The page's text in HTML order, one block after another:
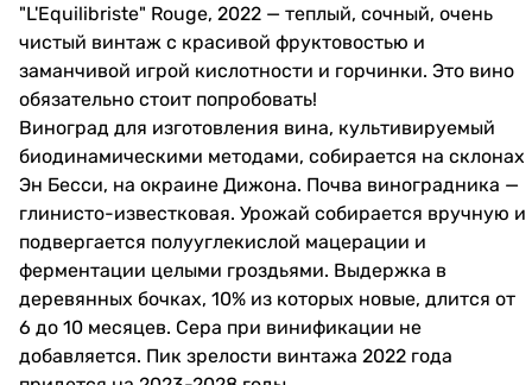
Душистый, глубокий аромат
вина наполнен тонами вишни и
клубники, оттенками цветов,
прекрасной минеральностью,
хорошо смешанными с нюансами
табака, сандаловой древесины и
Цвет
Вино рубинового цвета средней
Сочетания
Вино отлично сочетается с
телятиной, мясом птицы.
"L'Equilibriste" Rouge, 2022 — теплый, сочный, очень
чистый винтаж с красивой фруктовостью и
заманчивой игрой кислотности и горчинки. Это вино
обязательно стоит попробовать!
Виноград для изготовления вина, культивируемый
биодинамическими методами, собирается на склонах
Эн Бесси, на окраине Дижона. Почва виноградника —
глинисто-известковая. Урожай собирается вручную и
подвергается полууглекислой мацерации и
ферментации целыми гроздьями. Выдержка в
деревянных бочках, 10% из которых новые, длится от
6 до 10 месяцев. Сера при винификации не
добавляется. Пик зрелости винтажа 2022 года